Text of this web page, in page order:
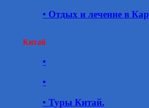
• Отдых и лечение в
Китай
•
•
• Туры Китай.